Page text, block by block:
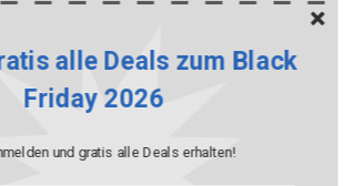
WEITERLESEN
PRADA Paradoxe
Essence 30ml
61.43
alle Deals zum Black
Friday 2026
und gratis alle Deals erhalten!